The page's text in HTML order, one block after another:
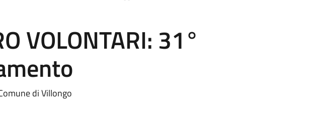
VOLONTARI: 31°
di Villongo